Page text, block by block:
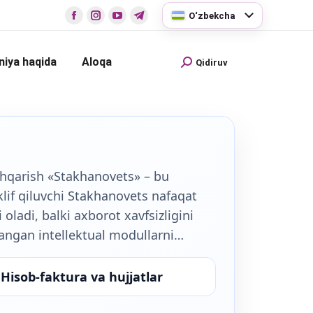
O‘zbekcha
haqida Aloqa Qidiruv
«Stakhanovets» – bu
qiluvchi Stakhanovets nafaqat
balki axborot xavfsizligini
intellektual modullarni…
Hisob-faktura va hujjatlar